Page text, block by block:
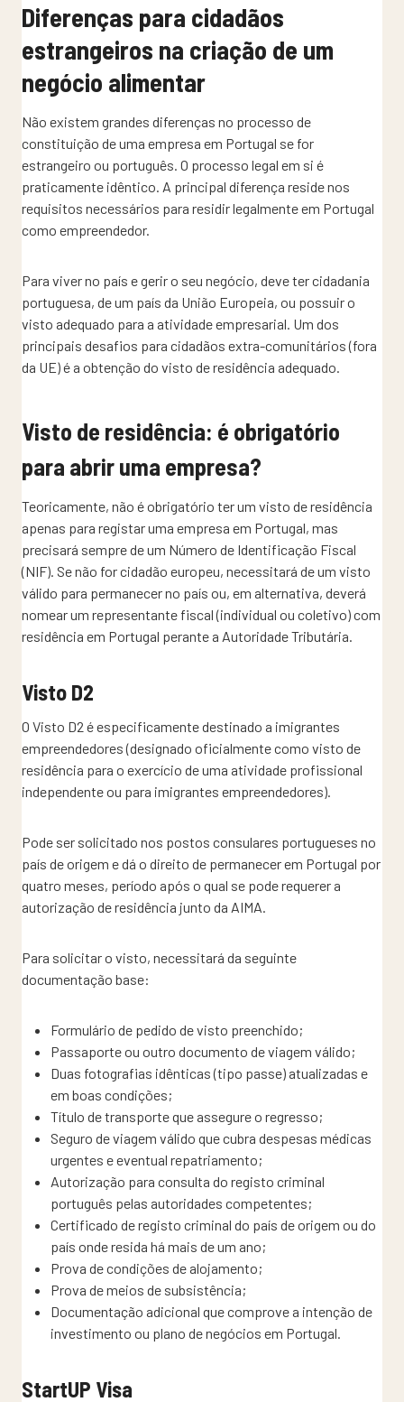
Diferenças para cidadãos
estrangeiros na criação de um
negócio alimentar
Não existem grandes diferenças no processo de
constituição de uma empresa em Portugal se for
estrangeiro ou português. O processo legal em si é
praticamente idêntico. A principal diferença reside nos
requisitos necessários para residir legalmente em Portugal
como empreendedor.
Para viver no país e gerir o seu negócio, deve ter cidadania
portuguesa, de um país da União Europeia, ou possuir o
visto adequado para a atividade empresarial. Um dos
principais desafios para cidadãos extra-comunitários (fora
da UE) é a obtenção do visto de residência adequado.
Visto de residência: é obrigatório
para abrir uma empresa?
Teoricamente, não é obrigatório ter um visto de residência
apenas para registar uma empresa em Portugal, mas
precisará sempre de um Número de Identificação Fiscal
(NIF). Se não for cidadão europeu, necessitará de um visto
válido para permanecer no país ou, em alternativa, deverá
nomear um representante fiscal (individual ou coletivo) com
residência em Portugal perante a Autoridade Tributária.
Visto D2
O Visto D2 é especificamente destinado a imigrantes
empreendedores (designado oficialmente como visto de
residência para o exercício de uma atividade profissional
independente ou para imigrantes empreendedores).
Pode ser solicitado nos postos consulares portugueses no
país de origem e dá o direito de permanecer em Portugal por
quatro meses, período após o qual se pode requerer a
autorização de residência junto da AIMA.
Para solicitar o visto, necessitará da seguinte
documentação base:
Formulário de pedido de visto preenchido;
Passaporte ou outro documento de viagem válido;
Duas fotografias idênticas (tipo passe) atualizadas e
em boas condições;
Título de transporte que assegure o regresso;
Seguro de viagem válido que cubra despesas médicas
urgentes e eventual repatriamento;
Autorização para consulta do registo criminal
português pelas autoridades competentes;
Certificado de registo criminal do país de origem ou do
país onde resida há mais de um ano;
Prova de condições de alojamento;
Prova de meios de subsistência;
Documentação adicional que comprove a intenção de
investimento ou plano de negócios em Portugal.
StartUP Visa